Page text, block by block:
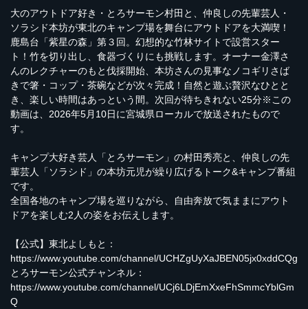
大のアウトドア好き・とろサーモン村田と、仲良しの先輩芸人・
ソラシド本坊が東北のキャンプ場を舞台にアウトドアを大満喫！
鹿島台「紫星の森」第３回。幻想的な竹林サイトで設営スター
ト！竹を切り出し、食器づくりにも挑戦します。オーナー金澤さ
んのレクチャーのもと伐採開始、本坊さんの見事なノコギリさば
きで箸・コップ・茶碗などが次々完成！自然と遊ぶ贅沢なひとと
き、楽しい時間はあっという間。次回が待ちきれない25分※この
動画は、2026年5月10日に宮城県ローカルで放送されたもので
す。
キャンプ大好き芸人「とろサーモン」の村田秀亮と、仲良しの先
輩芸人「ソラシド」の本坊元児が繰り広げるトーク&キャンプ番組
です。
全国各地のキャンプ場を巡りながら、自由奔放で気ままにアウト
ドアを楽しむ2人の姿をお伝えします。
【公式】東北よしもと：
https://www.youtube.com/channel/UCHZgUyXaJBEN05jx0xddCQg
とろサーモン公式チャンネル：
https://www.youtube.com/channel/UCj6LDjEmXxeFhSmmcYblGm
Q